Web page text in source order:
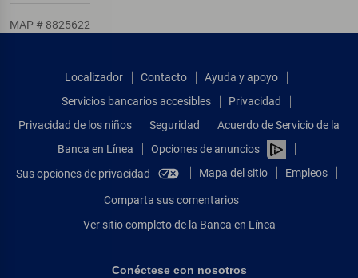
MAP # 8825622
Localizador Contacto
Ayuda y apoyo
Servicios bancarios accesibles
Privacidad
Privacidad de los niños
Seguridad
Acuerdo de Servicio de la
Banca en Línea
Opciones de anuncios
Sus opciones de privacidad
Mapa del sitio Empleos
Comparta sus comentarios
Ver sitio completo de la Banca en Línea
Conéctese con nosotros